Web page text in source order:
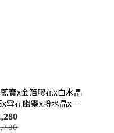
寶x金箔膠花x白水晶
雪花幽靈x粉水晶x紫
x黑金超七